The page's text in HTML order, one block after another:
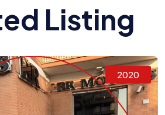
Listing
2020